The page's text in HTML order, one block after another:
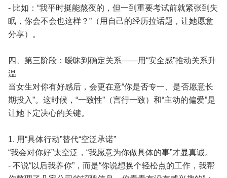
- 比如：“我平时挺能熬夜的，但一到重要考试前就紧张到失
眠，你会不会也这样？”（用自己的经历拉话题，让她愿意
分享）。
四、第三阶段：暧昧到确定关系——用“安全感”推动关系升
温
当女生对你有好感后，会更在意“你是否专一、是否愿意长
期投入”。这时候，“一致性”（言行一致）和“主动的偏爱”是
让她下定决心的关键。
1. 用“具体行动”替代“空泛承诺”
“我会对你好”太空泛，“我愿意为你做具体的事”才显真诚。
- 不说“以后我养你”，而是“你说想换个轻松点的工作，我帮